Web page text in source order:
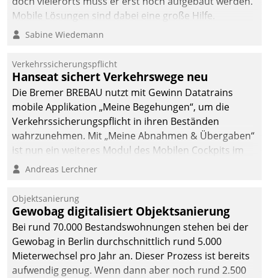
Cloud Platform
entschieden - als erstes
Unternehmen am
Mobile Lösungen sind dabei eine große Hilfe.
Sabine Wiedemann
Verkehrssicherungspflicht
Hanseat sichert Verkehrswege neu
Die Bremer BREBAU nutzt mit Gewinn Datatrains
mobile Applikation „Meine Begehungen“, um die
Verkehrssicherungspflicht in ihren Beständen
wahrzunehmen. Mit „Meine Abnahmen & Übergaben“
ist nun ein weiteres Modul des Mobilen Cockpits im
Einsatz.
Andreas Lerchner
Objektsanierung
Gewobag digitalisiert Objektsanierung
Bei rund 70.000 Bestandswohnungen stehen bei der
Gewobag in Berlin durchschnittlich rund 5.000
Mieterwechsel pro Jahr an. Dieser Prozess ist bereits
aufwendig genug. Wenn dann aber noch rund 2.500